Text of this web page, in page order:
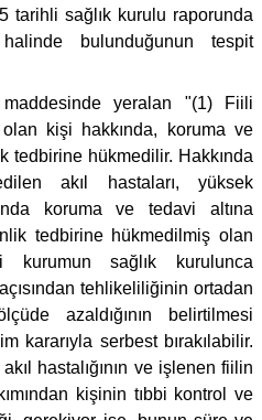
tarihli sağlık kurulu raporunda
bulunduğunun tespit
yeralan "(1) Fiili
kişi hakkında, koruma ve
tedbirine hükmedilir. Hakkında
akıl hastaları, yüksek
koruma ve tedavi altına
tedbirine hükmedilmiş olan
kurumun sağlık kurulunca
tehlikeliliğinin ortadan
azaldığının belirtilmesi
kararıyla serbest bırakılabilir.
hastalığının ve işlenen fiilin
kişinin tıbbi kontrol ve